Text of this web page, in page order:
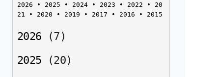
2026 • 2025 • 2024 • 2023 • 2022 • 20
21
• 2020 • 2019 • 2017 • 2016 • 2015
2026 (7 )
2025
(20)